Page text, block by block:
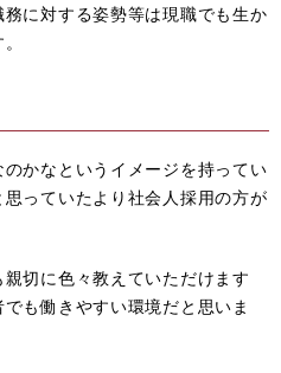
に対する姿勢等は現職でも生か
かなというイメージを持ってい
っていたより社会人採用の方が
切に色々教えていただけます
も働きやすい環境だと思いま